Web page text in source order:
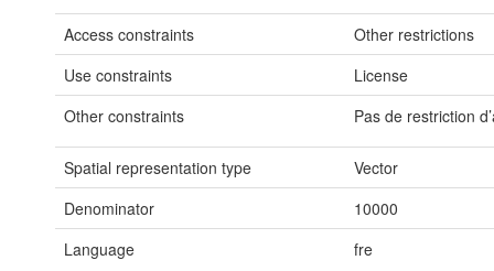
Access constraints
Other restrictions
Use constraints
License
Other constraints
Pas de restriction
Spatial representation type
Vector
Denominator
10000
Language
fre